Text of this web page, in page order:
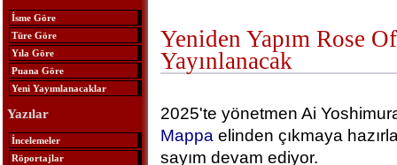
İsme Göre
Türe Göre
Yıla Göre
Puana Göre
Yeni Yayımlanacaklar
Yazılar
İncelemeler
Röportajlar
Yeniden Yapım Rose
Yayınlanacak
2025'te yönetmen Ai
Mappa elinden çıkmaya
sayım devam ediyor.